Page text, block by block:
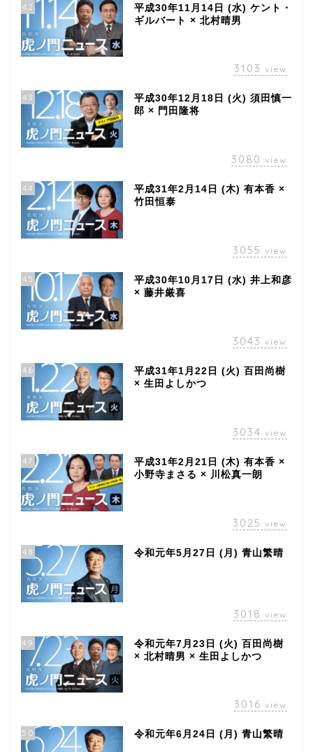
42
平成30年11月14日 (水) ケント・
ギルバート × 北村晴男
3103 view
43
平成30年12月18日 (火) 須田慎一
郎 × 門田隆将
3080 view
44
平成31年2月14日 (木) 有本香 ×
竹田恒泰
3055 view
45
平成30年10月17日 (水) 井上和彦
× 藤井厳喜
3043 view
46
平成31年1月22日 (火) 百田尚樹
× 生田よしかつ
3034 view
47
平成31年2月21日 (木) 有本香 ×
小野寺まさる × 川松真一朗
3025 view
48 令和元年5月27日 (月) 青山繁晴
3018 view
49
令和元年7月23日 (火) 百田尚樹
× 北村晴男 × 生田よしかつ
3016 view
50 令和元年6月24日 (月) 青山繁晴